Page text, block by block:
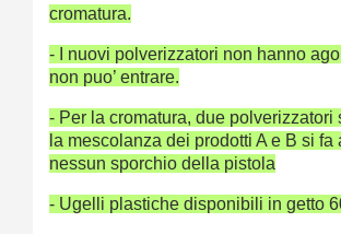
cromatura.
- I nuovi polverizzatori non hanno
non puo’ entrare.
- Per la cromatura, due polverizzatori
la mescolanza dei prodotti A e B si fa
nessun sporchio della pistola
- Ugelli plastiche disponibili in getto